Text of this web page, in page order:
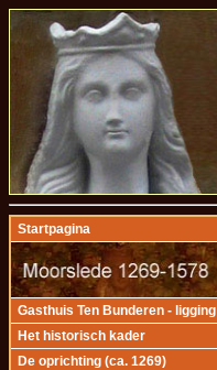
Startpagina
Gasthuis Ten Bunderen - ligging
Het historisch kader
De oprichting (ca. 1269)